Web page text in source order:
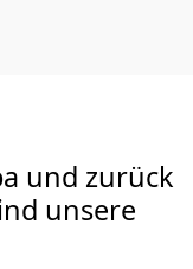
und zurück
unsere